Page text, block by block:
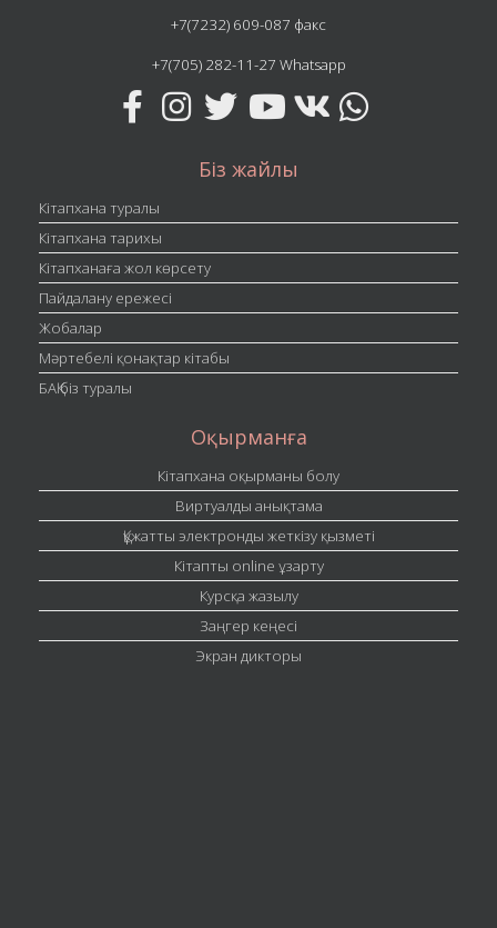
+7(7232) 609-087 факс
+7(705) 282-11-27 Whatsapp
Біз жайлы
Кітапхана туралы
Кітапхана тарихы
Кітапханаға жол көрсету
Пайдалану ережесі
Жобалар
Мәртебелі қонақтар кітабы
БАҚ біз туралы
Оқырманға
Кітапхана оқырманы болу
Виртуалды анықтама
Құжатты электронды жеткізу қызметі
Кітапты online ұзарту
Курсқа жазылу
Заңгер кеңесі
Экран дикторы